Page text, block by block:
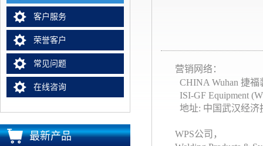
客户服务
荣誉客户
常见问题
在线咨询
最新产品
营销网络：
CHINA Wuhan 捷福
ISI-GF Equipment
地址: 中国武汉经济
WPS公司，